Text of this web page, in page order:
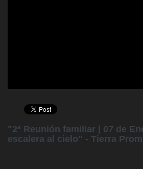
"2ª Reunión familiar | 07 de
escalera al cielo" - Tierra